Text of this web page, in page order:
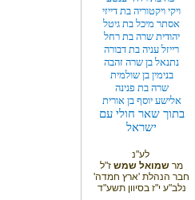
ויקי ויקטוריה בת דייזי
אסתר מיכל בת גיטל
יהודית שרה בת רחל
רייזל עניה בת דבורה
נתנאל בן שרה זהבה
בנימין בן שולמית
שרה בת פנינה
אלישע יוסף בן אורית
בתוך שאר חולי עם
ישראל
לע"נ
מר שמואל שמש ז"ל
חבר הנהלת 'ארץ חמדה'
נלב"ע י"ז בסיוון תשע"ד